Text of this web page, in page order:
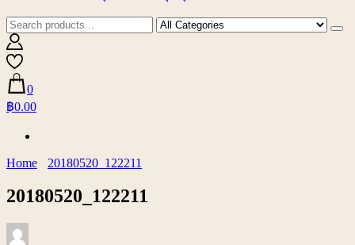
0
฿0.00
Home 20180520_122211
20180520_122211